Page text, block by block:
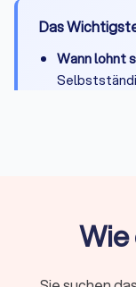
Das
Wann lohnt
Titel